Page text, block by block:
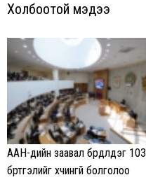
Холбоотой мэдээ
ААН-үүдийн заавал бүрдүүлдэг 103
бүртгэлийг хүчингүй болголоо